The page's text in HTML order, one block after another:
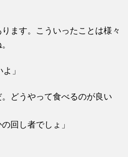
ます。こういったことは様々
」
どうやって食べるのが良い
回し者でしょ」